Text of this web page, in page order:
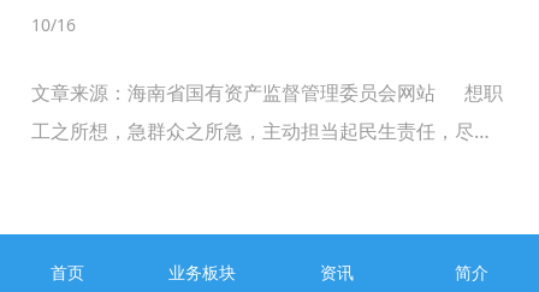
建设出实效
10/16
文章来源：海南省国有资产监督管理委员会网站 想职
工之所想，急群众之所急，主动担当起民生责任，尽最
障性住房建设工作，传达落实今年9月4日全省城镇保障
首页 业务板块 资讯 简介